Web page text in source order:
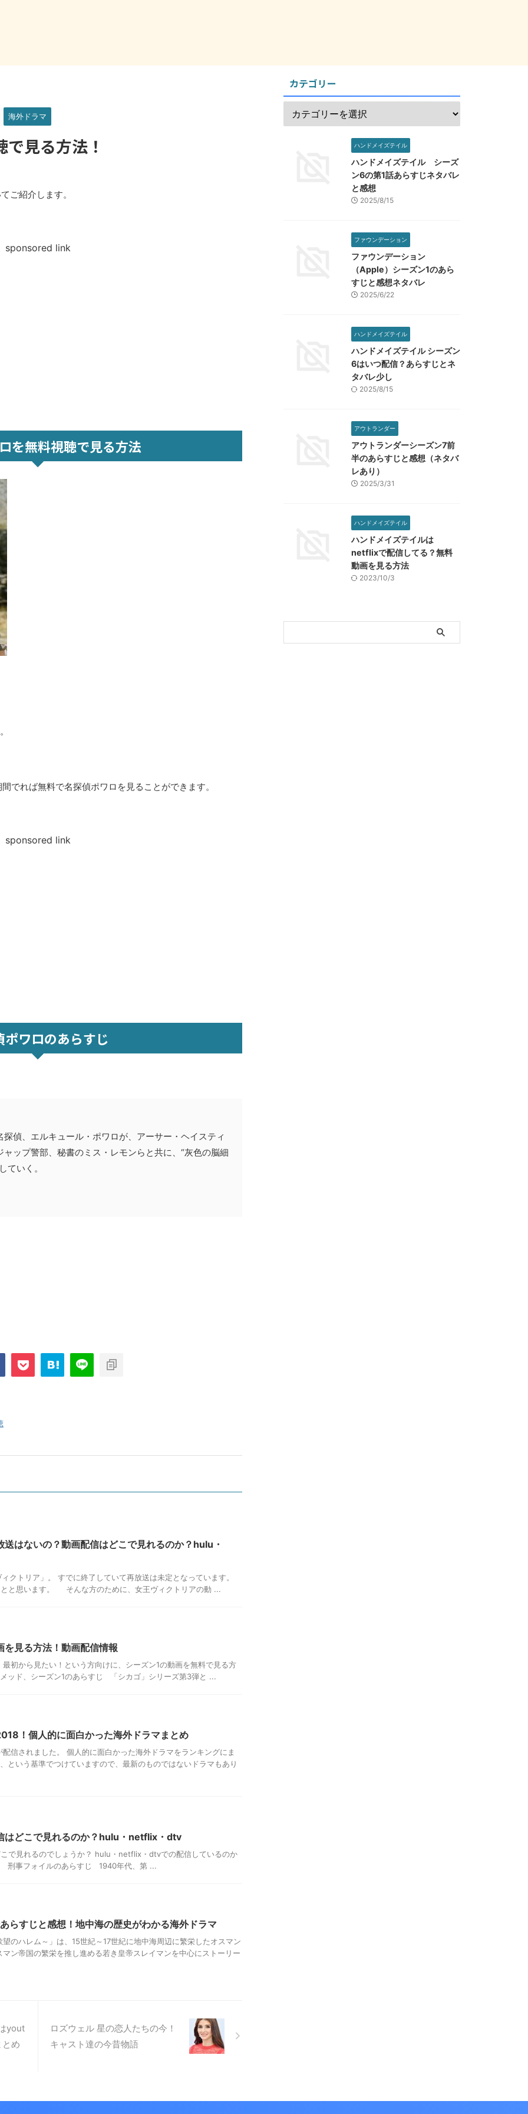
海外ドラマ
見る方法！
ご紹介します。
sponsored link
を無料視聴で見る方法
でれば無料で名探偵ポワロを見ることができます。
sponsored link
ポワロのあらすじ
偵、エルキュール・ポワロが、アーサー・ヘイスティ
ップ警部、秘書のミス・レモンらと共に、“灰色の脳細
ていく。
はないの？動画配信はどこで見れるのか？hulu・
クトリア」。 すでに終了していて再放送は未定となっています。
と思います。 そんな方のために、女王ヴィクトリアの動 ...
を見る方法！動画配信情報
初から見たい！という方向けに、シーズン1の動画を無料で見る方
ッド、シーズン1のあらすじ 「シカゴ」シリーズ第3弾と ...
！個人的に面白かった海外ドラマまとめ
信されました。 個人的に面白かった海外ドラマをランキングにま
という基準でつけていますので、最新のものではないドラマもあり
はどこで見れるのか？hulu・netflix・dtv
で見れるのでしょうか？ hulu・netflix・dtvでの配信しているのか
刑事フォイルのあらすじ 1940年代、第 ...
らすじと感想！地中海の歴史がわかる海外ドラマ
のハレム～」は、15世紀～17世紀に地中海周辺に繁栄したオスマン
ン帝国の繁栄を推し進める若き皇帝スレイマンを中心にストーリー
yout
め
ロズウェル 星の恋人たちの今！
キャスト達の今昔物語
カテゴリー
ハンドメイズテイル
ハンドメイズテイル シーズ
ン6の第1話あらすじネタバレ
と感想
2025/8/15
ファウンデーション
ファウンデーション
（Apple）シーズン1のあら
すじと感想ネタバレ
2025/6/22
ハンドメイズテイル
ハンドメイズテイル シーズン
6はいつ配信？あらすじとネ
タバレ少し
2025/8/15
アウトランダー
アウトランダーシーズン7前
半のあらすじと感想（ネタバ
レあり）
2025/3/31
ハンドメイズテイル
ハンドメイズテイルは
netflixで配信してる？無料
動画を見る方法
2023/10/3